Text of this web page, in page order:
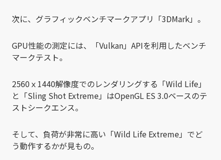
次に、グラフィックベンチマークアプリ「3DMark」。
GPU性能の測定には、「Vulkan」APIを利用したベンチ
マークテスト。
2560ｘ1440解像度でのレンダリングする「Wild Life」
と「Sling Shot Extreme」はOpenGL ES 3.0ベースのテ
ストシークエンス。
そして、負荷が非常に高い「Wild Life Extreme」でど
う動作するかが見もの。